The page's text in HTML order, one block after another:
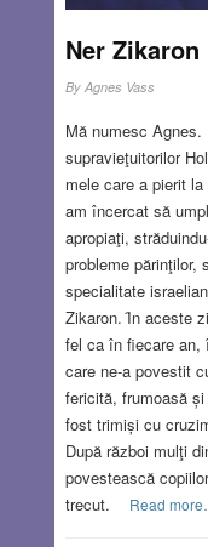
Ner Zikaron
By Agnes Vass
Mă numesc
supravieţuitorilor
mele care a pierit
am încercat să
apropiaţi,
probleme părinţilor,
specialitate
Zikaron. Ȋn aceste
fel ca în fiecare an,
care ne-a povestit
fericită, frumoasă
fost trimiși cu
După război mulţi
povestească
trecut.
Read